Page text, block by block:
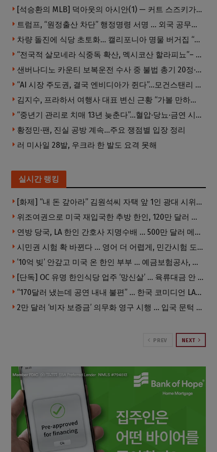
[석승환의 MLB] 덕아웃의 아시안(1) — 커트 스즈키가 우리에게 묻는 것
트럼프, “원정출산 차단” 행정명령 서명 … 외국 공무원 자녀도 시민권 안준다
차량 돌진에 식당 초토화… 캘리포니아 명물 버거집 “다시 일어설 수 있도록 도와주세요”
“전국적 살모네라 식중독 확산, 멕시코산 할라피뇨”– CDC
샌버나디노 카운티 보복운전 수사 중 불법 총기 20정·탄약 2만 발 압수
“AI 시장 주도권, 결국 엔비디아가 쥔다”…모건스탠리 장담
김지수, 프라하서 여행사 대표 변신 근황 “가볼 만하니…”
“중년기 관리로 치매 13년 늦춘다”…혈압·당뇨·금연 시기가 골든타임
황정민·팬, 진실 공방 계속…주요 쟁점별 입장 정리
러 미사일 28발, 우크라 한 발도 요격 못해
실시간 랭킹
[화제] “내 돈 갚아라” 김원석씨 자택 앞 1인 광대 시위 … 한인 투자사, “108만 달러 못받아”
위조여권으로 미국 재입국한 추방 한인, 120만 달러 은행 사기 행각
연방 당국, LA 한인 간호사 지명수배 … 500만 달러 메디캐어 사기, 선고 직전 한국 도주
시민권 시험 확 바뀐다 … 영어 더 어렵게, 민간시험 도입 추진
’10억 빚’ 안갚고 미국 온 한인 부부 … 예금보험공사, 미국서 소송
[단독] OC 유명 한인식당 업주 ‘망신살’ … 육류대금 안 갚자 식당서 공개추심
“170달러 냈는데 공연 내내 불편” … 한국 코미디언 LA공연, 음향 불량에 외모 비하 개그 논란
2만 달러 ‘비자 보증금’ 의무화 영구 시행 … 입국 문턱 더 높아진다.
PREV NEXT